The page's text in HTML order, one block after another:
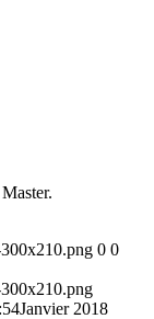
0 0
Janvier 2018